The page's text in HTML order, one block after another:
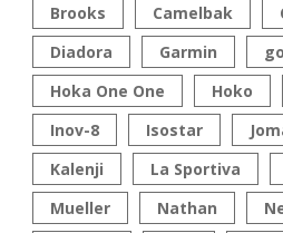
Brooks
Camelbak
Diadora
Garmin
Hoka One One
Hoko
Inov-8
Isostar
Kalenji
La Sportiva
Mueller
Nathan